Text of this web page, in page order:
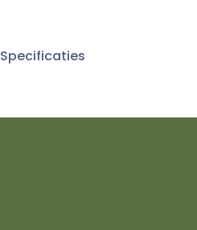
Specificaties